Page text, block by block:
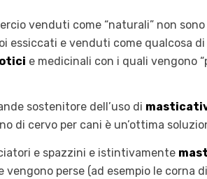
venduti come “naturali” non
essiccati e venduti come qualcosa
e medicinali con i quali vengono
sostenitore dell’uso di
di cervo per cani è un’ottima
e spazzini e istintivamente
vengono perse (ad esempio le corna